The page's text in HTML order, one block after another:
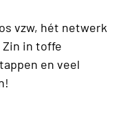
vzw, hét netwerk
in toffe
en veel